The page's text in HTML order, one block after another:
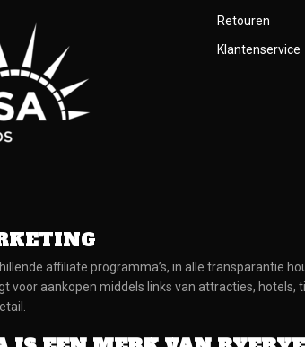
Retouren
Klantenservice
affiliate programma’s, in alle transparantie
voor aankopen middels links van attracties, hotels,